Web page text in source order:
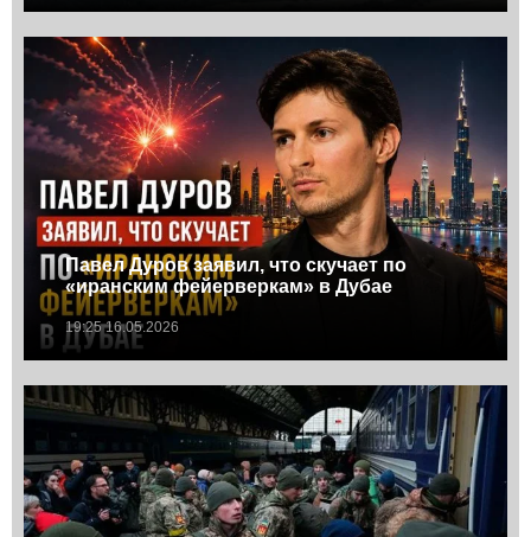
Павел Дуров заявил, что скучает по
«иранским фейерверкам» в Дубае
19:25 16.05.2026